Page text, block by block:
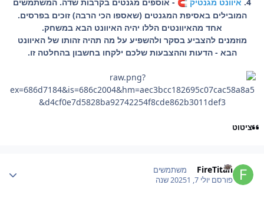
🧲
המובילים באסיפת המגנטים (שאספו הכי הרבה) זוכים בפרסים.
אחד מהאיוונטים הללו יהיה האיוונט הבא במשחק.
מוזמנים להצביע בסקר ולהשפיע על מה תהיה זהותו של האיוונט
הבא - הדעות וההצבעות שלכם ילקחו בחשבון בהחלטה זו.
ציטוט
FireTitan משתמשים
פורסםיולי 7, 2025 1 שנה